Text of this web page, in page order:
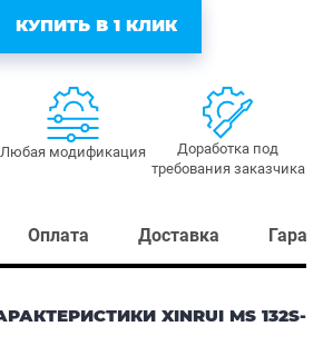
КУПИТЬ В 1 КЛИК
Любая модификация
Доработка под
требования заказчика
Оплата Доставка
XINRUI MS 132S-